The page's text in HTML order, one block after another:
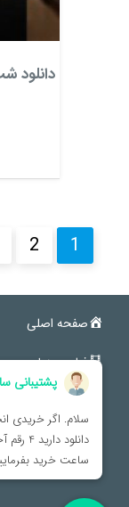
1
2
صفحه اصلی
فیلم سینمایی
کمدی
ترسناک